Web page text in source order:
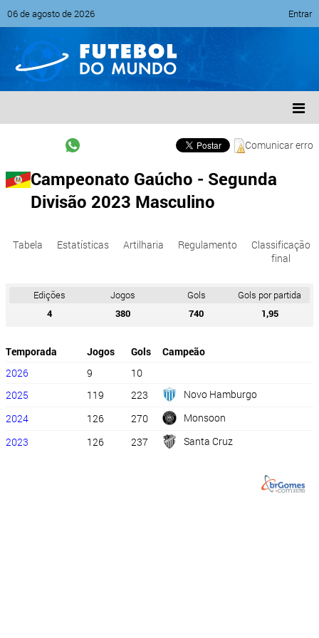
06 de agosto de 2026 Entrar
Comunicar erro
Campeonato Gaúcho - Segunda
Divisão 2023 Masculino
Tabela Estatísticas Artilharia Regulamento
Classificação
final
Edições Jogos Gols
Gols por partida
4
380 740 1,95
Temporada Jogos Gols
Campeão
2026
9
10
2025
119 223
Novo Hamburgo
2024
126 270
Monsoon
2023
126 237 Santa Cruz